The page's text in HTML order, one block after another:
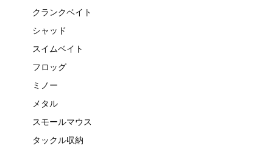
クランクベイト
シャッド
スイムベイト
フロッグ
ミノー
メタル
スモールマウス
タックル収納